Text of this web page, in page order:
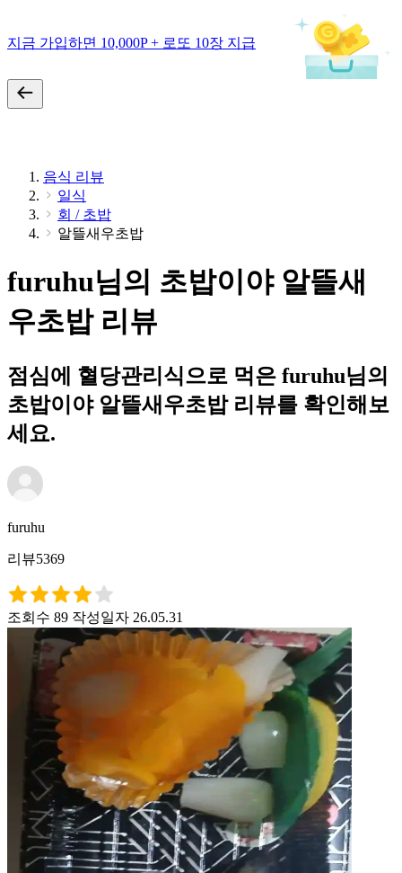
지금 가입하면 10,000P + 로또 10장 지급
음식 리뷰
일식
회 / 초밥
알뜰새우초밥
furuhu님의 초밥이야 알뜰새
우초밥 리뷰
점심에 혈당관리식으로 먹은 furuhu님의
초밥이야 알뜰새우초밥 리뷰를 확인해보
세요.
furuhu
리뷰5369
조회수 89 작성일자 26.05.31